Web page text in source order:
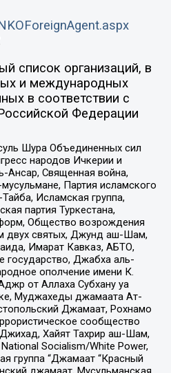
список организаций, в
и международных
в соответствии с
Федерации
Шура Объединенных сил
народов Ичкерии и
Ансар, Священная война,
Партия исламского
Исламская группа,
партия Туркестана,
Общество возрождения
двух святых, Джунд аш-Шам,
Имарат Кавказ, АБТО,
государство, Джабха аль-
ополчение имени К.
от Аллаха Субхану уа
Муджахеды джамаата Ат-
Джамаат, Рохнамо
сообщество
Хайят Тахрир аш-Шам,
Socialism/White Power,
группа “Джамаат “Красный